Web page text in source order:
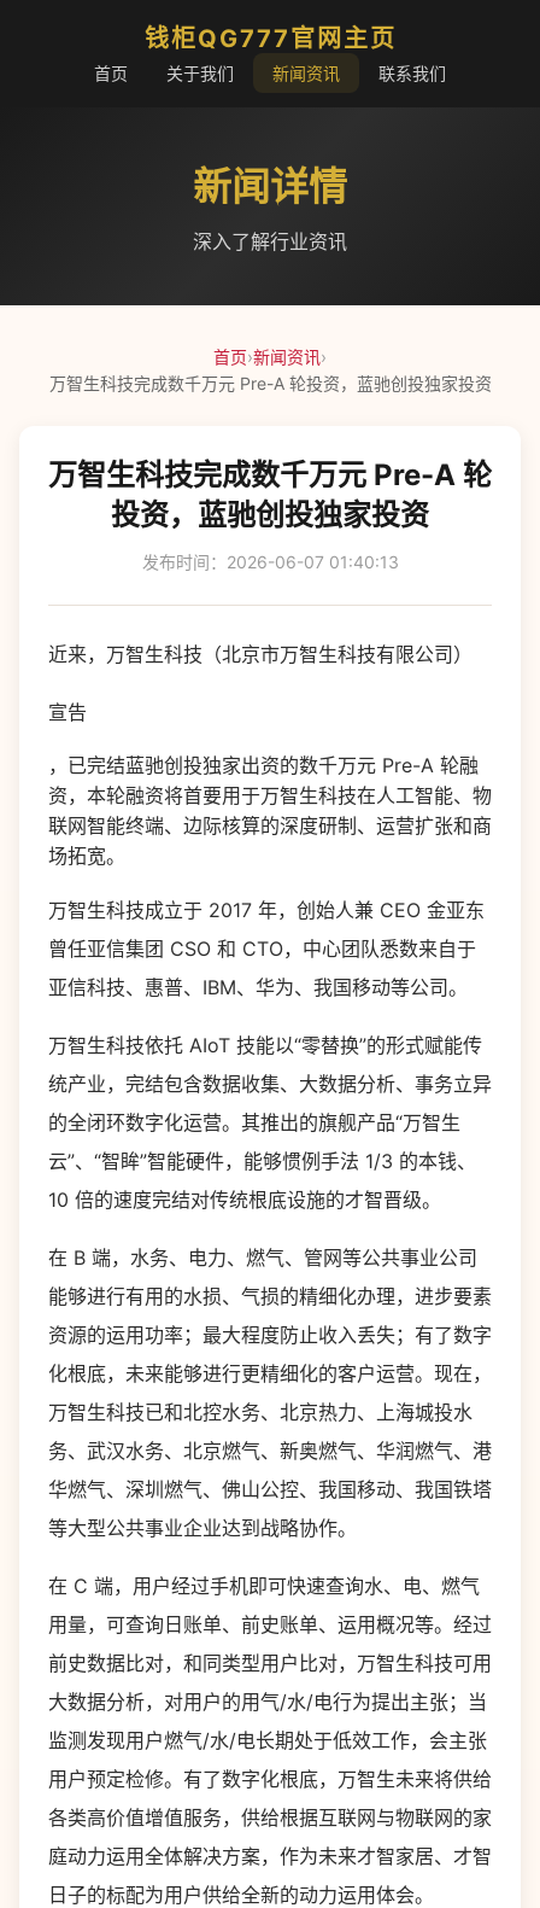
钱柜QG777官网主页
首页 关于我们 新闻资讯 联系我们
新闻详情
深入了解行业资讯
首页›新闻资讯›
万智生科技完成数千万元 Pre-A 轮投资，蓝驰创投独家投资
万智生科技完成数千万元 Pre-A 轮
投资，蓝驰创投独家投资
发布时间：2026-06-07 01:40:13
近来，万智生科技（北京市万智生科技有限公司）
宣告
，已完结蓝驰创投独家出资的数千万元 Pre-A 轮融
资，本轮融资将首要用于万智生科技在人工智能、物
联网智能终端、边际核算的深度研制、运营扩张和商
场拓宽。
万智生科技成立于 2017 年，创始人兼 CEO 金亚东
曾任亚信集团 CSO 和 CTO，中心团队悉数来自于
亚信科技、惠普、IBM、华为、我国移动等公司。
万智生科技依托 AIoT 技能以“零替换”的形式赋能传
统产业，完结包含数据收集、大数据分析、事务立异
的全闭环数字化运营。其推出的旗舰产品“万智生
云”、“智眸”智能硬件，能够惯例手法 1/3 的本钱、
10 倍的速度完结对传统根底设施的才智晋级。
在 B 端，水务、电力、燃气、管网等公共事业公司
能够进行有用的水损、气损的精细化办理，进步要素
资源的运用功率；最大程度防止收入丢失；有了数字
化根底，未来能够进行更精细化的客户运营。现在，
万智生科技已和北控水务、北京热力、上海城投水
务、武汉水务、北京燃气、新奥燃气、华润燃气、港
华燃气、深圳燃气、佛山公控、我国移动、我国铁塔
等大型公共事业企业达到战略协作。
在 C 端，用户经过手机即可快速查询水、电、燃气
用量，可查询日账单、前史账单、运用概况等。经过
前史数据比对，和同类型用户比对，万智生科技可用
大数据分析，对用户的用气/水/电行为提出主张；当
监测发现用户燃气/水/电长期处于低效工作，会主张
用户预定检修。有了数字化根底，万智生未来将供给
各类高价值增值服务，供给根据互联网与物联网的家
庭动力运用全体解决方案，作为未来才智家居、才智
日子的标配为用户供给全新的动力运用体会。